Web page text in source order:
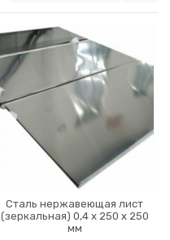
Сталь нержавеющая лист
(зеркальная) 0,4 х 250 х 250
мм